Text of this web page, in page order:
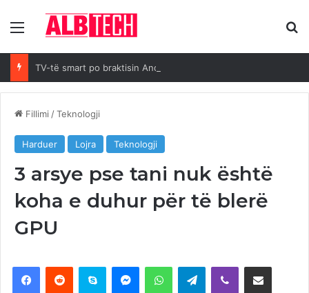
Menya
TV-të smart po braktisin Android OS: Arsyet kryesore
Fillimi /Teknologji
Harduer Lojra Teknologji
3 arsye pse tani nuk është
koha e duhur për të blerë
GPU
FacebookReddit Skype MessengerWhatsAppTelegramViber Ndajeni me email